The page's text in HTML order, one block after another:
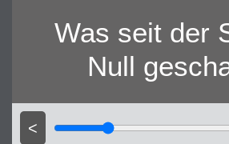
Was seit der
Null
<